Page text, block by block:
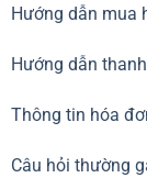
Hướng dẫn mua
Hướng dẫn
Thông tin hóa
Câu hỏi thường